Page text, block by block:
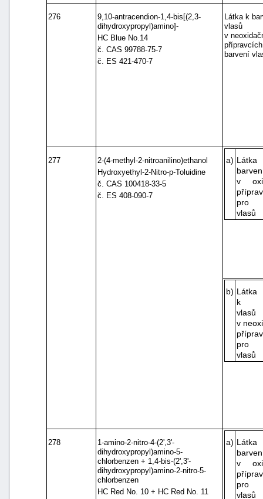
276
9,10-antracendion-1,4-bis[(2,3-
dihydroxypropyl)amino]-
HC Blue No.14
č. CAS 99788-75-7
č. ES 421-470-7
Látka k
vlasů
v
barvení
277
2-(4-methyl-2-nitroanilino)ethanol
Hydroxyethyl-2-Nitro-p-Toluidine
č. CAS 100418-33-5
č. ES 408-090-7
a)
v
pro
vlasů
b) Látka
k
vlasů
v
pro
vlasů
278
1-amino-2-nitro-4-(2',3'-
dihydroxypropyl)amino-5-
chlorbenzen + 1,4-bis-(2',3'-
dihydroxypropyl)amino-2-nitro-5-
chlorbenzen
HC Red No. 10 + HC Red No. 11
a)
v
pro
vlasů